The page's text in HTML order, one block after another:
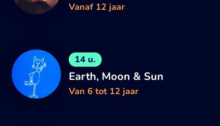
Vanaf 12 jaar
14 u.
Earth, Moon & Sun
Van 6 tot 12 jaar